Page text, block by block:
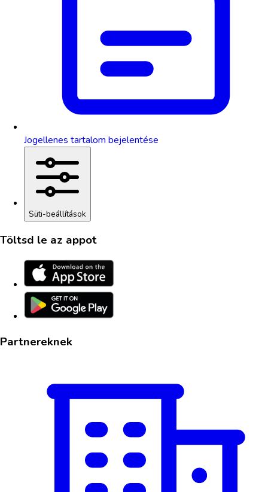
Jogellenes tartalom bejelentése
Süti-beállítások
Töltsd le az appot
Partnereknek